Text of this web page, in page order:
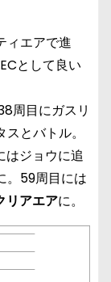
ィエアで進
として良い
周目にガスリ
とバトル。
はジョウに追
。59周目には
リアエアに。